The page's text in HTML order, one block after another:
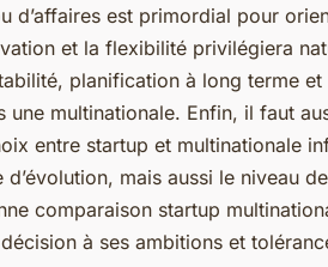
d’affaires est primordial pour
et la flexibilité privilégiera
planification à long terme
une multinationale. Enfin, il faut
entre startup et multinationale
mais aussi le niveau
comparaison startup
à ses ambitions et